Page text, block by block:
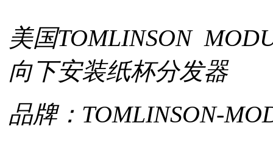
美国TOMLINSON
向下安装纸杯分发器
品牌：TOMLINSON-